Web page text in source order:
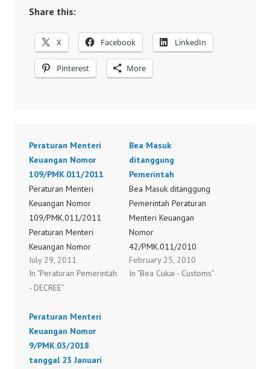
Share this:
X Facebook LinkedIn
Pinterest More
Peraturan Menteri
Keuangan Nomor
109/PMK.011/2011
Peraturan Menteri
Keuangan Nomor
109/PMK.011/2011
Peraturan Menteri
Keuangan Nomor
110/PMK.011/2011
Peraturan Menteri
Keuangan Nomor
Peraturan Menteri
Keuangan Nomor
114/PMK.011/2011
Peraturan Menteri
July 29, 2011
In "Peraturan Pemerintah
- DECREE"
Bea Masuk
ditanggung
Pemerintah
Bea Masuk ditanggung
Pemerintah Peraturan
Menteri Keuangan
Nomor
42/PMK.011/2010
Peraturan Menteri
Keuangan Nomor
February 25, 2010
In "Bea Cukai - Customs"
Peraturan Menteri
Keuangan Nomor
9/PMK.03/2018
tanggal 23 Januari